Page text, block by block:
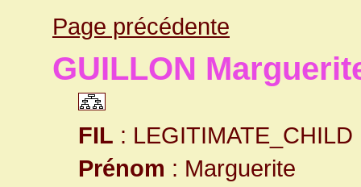
Page précédente
GUILLON
FIL : LEGITIMATE_CHILD
Prénom : Marguerite